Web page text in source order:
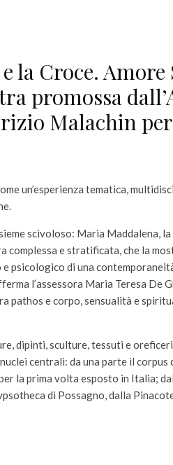
la Croce. Amore
promossa
Malachin
un’esperienza tematica,
scivoloso: Maria Maddalena,
complessa e stratificata, che la
psicologico di una
l’assessora Maria Teresa De
pathos e corpo, sensualità e
dipinti, sculture, tessuti e
centrali: da una parte il
la prima volta esposto in Italia;
di Possagno, dalla